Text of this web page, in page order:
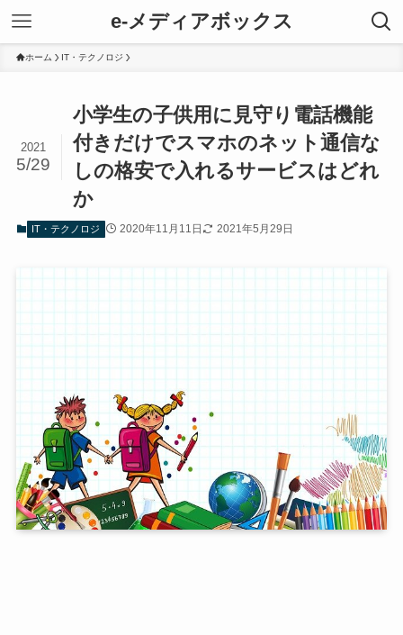
e-メディアボックス
ホーム IT・テクノロジ
小学生の子供用に見守り電話機能
付きだけでスマホのネット通信な
しの格安で入れるサービスはどれ
か
2021
5/29
IT・テクノロジ 2020年11月11日 2021年5月29日